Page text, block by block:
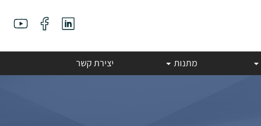
מתנות יצירת קשר